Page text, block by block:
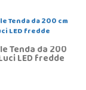
Tenda da 200
LED fredde